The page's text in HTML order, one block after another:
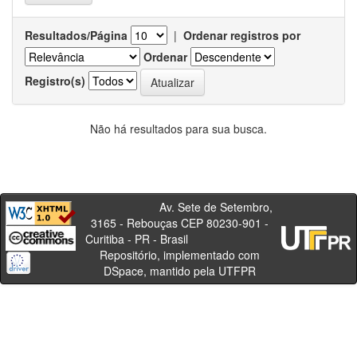
Resultados/Página | Ordenar registros por
Ordenar
Registro(s)
Não há resultados para sua busca.
Av. Sete de Setembro,
3165 - Rebouças CEP 80230-901 -
Curitiba - PR - Brasil
Repositório, implementado com
DSpace, mantido pela UTFPR